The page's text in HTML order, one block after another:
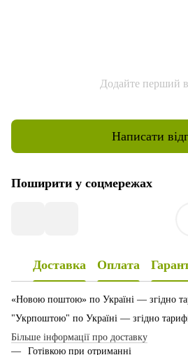
Додайте перший
Написати
Поширити у соцмережах
Доставка Оплата
«Новою поштою» по Україні — згідно
"Укрпоштою" по Україні — згідно
Більше інформації про доставку
Готівкою при отриманні